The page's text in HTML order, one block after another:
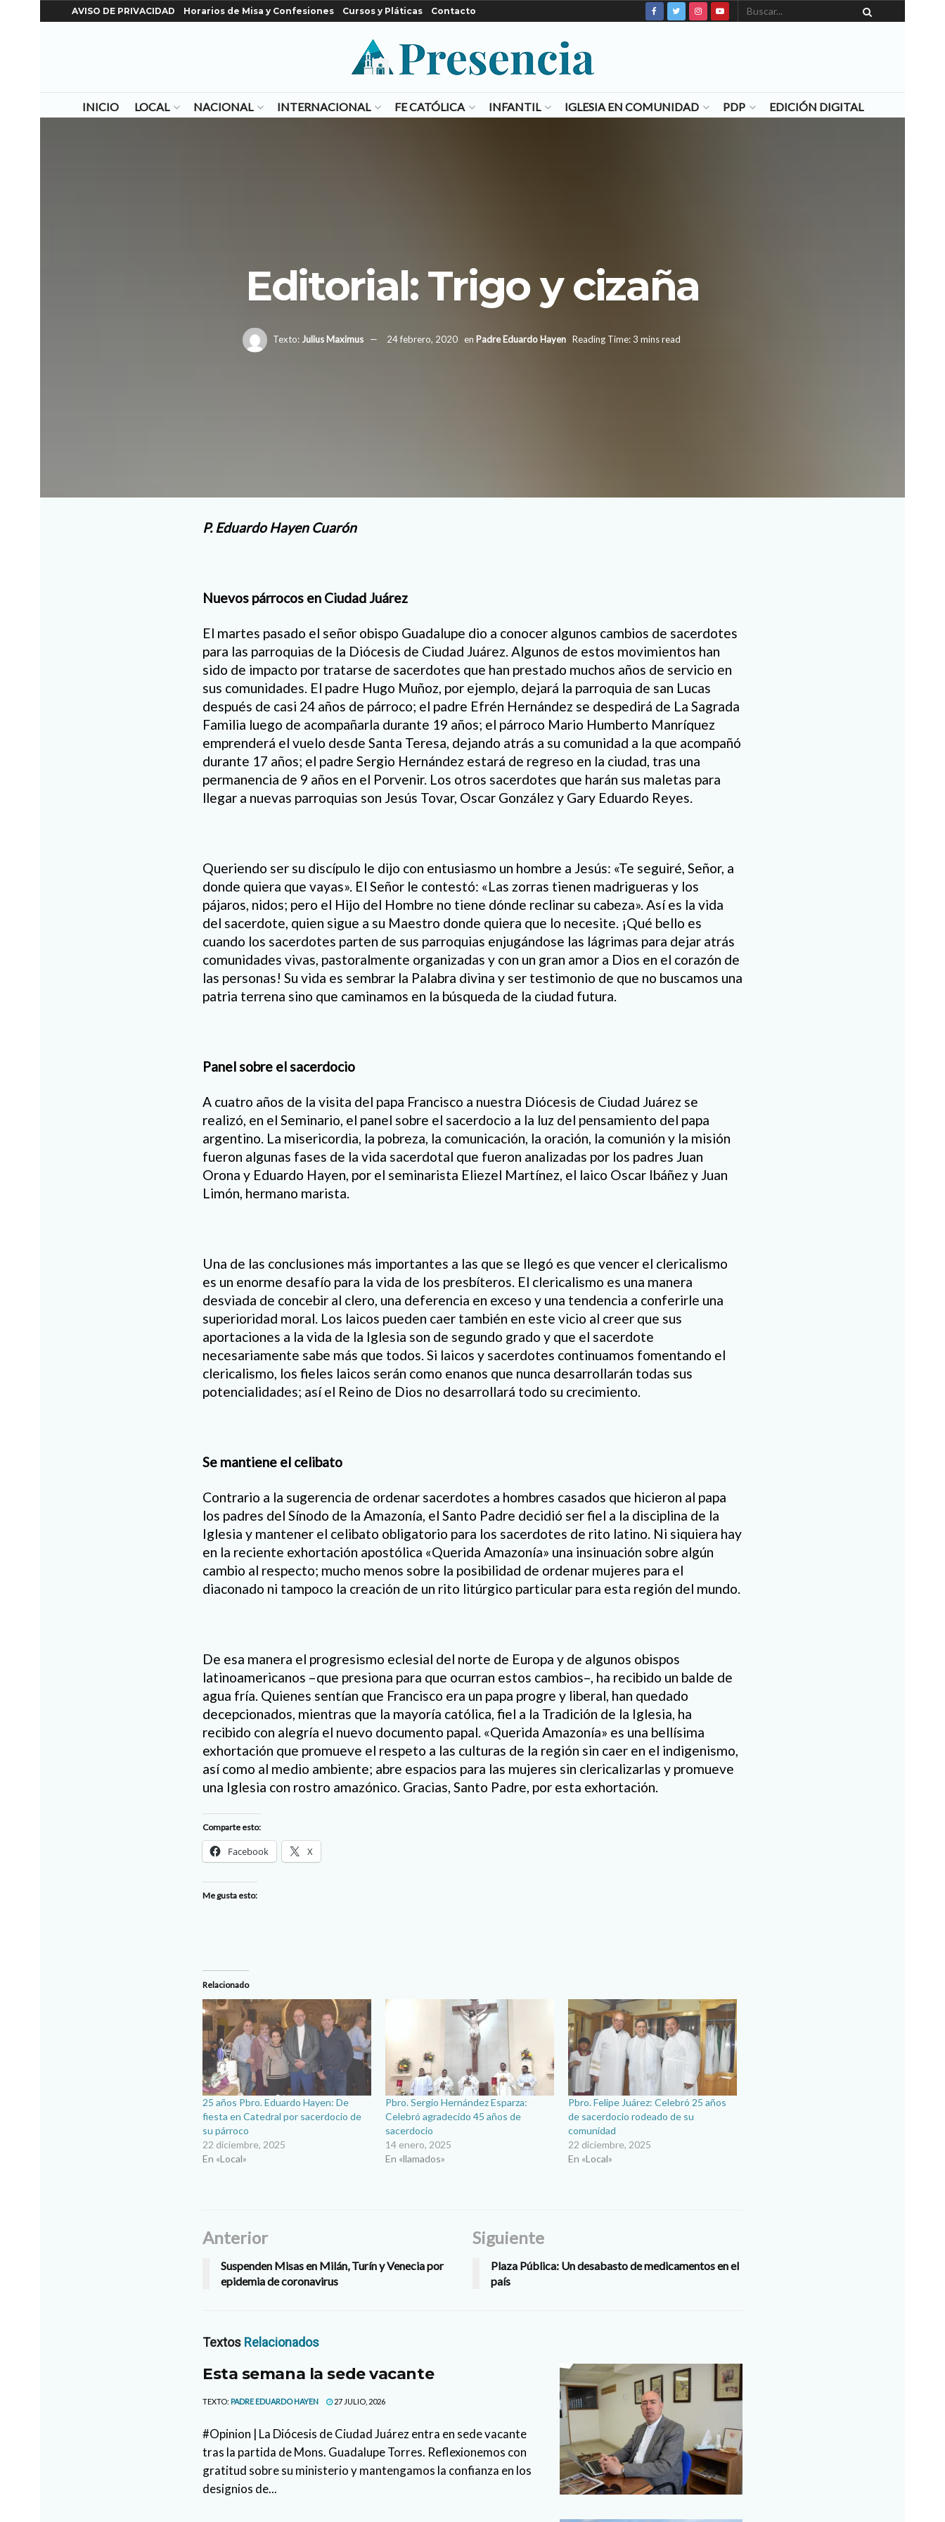
AVISO DE PRIVACIDAD Horarios de Misa y Confesiones Cursos y Pláticas Contacto
INICIO LOCAL NACIONAL INTERNACIONAL FE CATÓLICA INFANTIL IGLESIA EN COMUNIDAD PDP EDICIÓN DIGITAL
Editorial: Trigo y cizaña
Texto: Julius Maximus 24 febrero, 2020 en Padre Eduardo Hayen Reading Time: 3 mins read
P. Eduardo Hayen Cuarón
Nuevos párrocos en Ciudad Juárez
El martes pasado el señor obispo Guadalupe dio a conocer algunos cambios de sacerdotes
para las parroquias de la Diócesis de Ciudad Juárez. Algunos de estos movimientos han
sido de impacto por tratarse de sacerdotes que han prestado muchos años de servicio en
sus comunidades. El padre Hugo Muñoz, por ejemplo, dejará la parroquia de san Lucas
después de casi 24 años de párroco; el padre Efrén Hernández se despedirá de La Sagrada
Familia luego de acompañarla durante 19 años; el párroco Mario Humberto Manríquez
emprenderá el vuelo desde Santa Teresa, dejando atrás a su comunidad a la que acompañó
durante 17 años; el padre Sergio Hernández estará de regreso en la ciudad, tras una
permanencia de 9 años en el Porvenir. Los otros sacerdotes que harán sus maletas para
llegar a nuevas parroquias son Jesús Tovar, Oscar González y Gary Eduardo Reyes.
Queriendo ser su discípulo le dijo con entusiasmo un hombre a Jesús: «Te seguiré, Señor, a
donde quiera que vayas». El Señor le contestó: «Las zorras tienen madrigueras y los
pájaros, nidos; pero el Hijo del Hombre no tiene dónde reclinar su cabeza». Así es la vida
del sacerdote, quien sigue a su Maestro donde quiera que lo necesite. ¡Qué bello es
cuando los sacerdotes parten de sus parroquias enjugándose las lágrimas para dejar atrás
comunidades vivas, pastoralmente organizadas y con un gran amor a Dios en el corazón de
las personas! Su vida es sembrar la Palabra divina y ser testimonio de que no buscamos una
patria terrena sino que caminamos en la búsqueda de la ciudad futura.
Panel sobre el sacerdocio
A cuatro años de la visita del papa Francisco a nuestra Diócesis de Ciudad Juárez se
realizó, en el Seminario, el panel sobre el sacerdocio a la luz del pensamiento del papa
argentino. La misericordia, la pobreza, la comunicación, la oración, la comunión y la misión
fueron algunas fases de la vida sacerdotal que fueron analizadas por los padres Juan
Orona y Eduardo Hayen, por el seminarista Eliezel Martínez, el laico Oscar Ibáñez y Juan
Limón, hermano marista.
Una de las conclusiones más importantes a las que se llegó es que vencer el clericalismo
es un enorme desafío para la vida de los presbíteros. El clericalismo es una manera
desviada de concebir al clero, una deferencia en exceso y una tendencia a conferirle una
superioridad moral. Los laicos pueden caer también en este vicio al creer que sus
aportaciones a la vida de la Iglesia son de segundo grado y que el sacerdote
necesariamente sabe más que todos. Si laicos y sacerdotes continuamos fomentando el
clericalismo, los fieles laicos serán como enanos que nunca desarrollarán todas sus
potencialidades; así el Reino de Dios no desarrollará todo su crecimiento.
Se mantiene el celibato
Contrario a la sugerencia de ordenar sacerdotes a hombres casados que hicieron al papa
los padres del Sínodo de la Amazonía, el Santo Padre decidió ser fiel a la disciplina de la
Iglesia y mantener el celibato obligatorio para los sacerdotes de rito latino. Ni siquiera hay
en la reciente exhortación apostólica «Querida Amazonía» una insinuación sobre algún
cambio al respecto; mucho menos sobre la posibilidad de ordenar mujeres para el
diaconado ni tampoco la creación de un rito litúrgico particular para esta región del mundo.
De esa manera el progresismo eclesial del norte de Europa y de algunos obispos
latinoamericanos –que presiona para que ocurran estos cambios–, ha recibido un balde de
agua fría. Quienes sentían que Francisco era un papa progre y liberal, han quedado
decepcionados, mientras que la mayoría católica, fiel a la Tradición de la Iglesia, ha
recibido con alegría el nuevo documento papal. «Querida Amazonía» es una bellísima
exhortación que promueve el respeto a las culturas de la región sin caer en el indigenismo,
así como al medio ambiente; abre espacios para las mujeres sin clericalizarlas y promueve
una Iglesia con rostro amazónico. Gracias, Santo Padre, por esta exhortación.
Comparte esto:
Facebook X
Me gusta esto:
Relacionado
25 años Pbro. Eduardo Hayen: De
fiesta en Catedral por sacerdocio de
su párroco
22 diciembre, 2025
En «Local»
Pbro. Sergio Hernández Esparza:
Celebró agradecido 45 años de
sacerdocio
14 enero, 2025
En «llamados»
Pbro. Felipe Juárez: Celebró 25 años
de sacerdocio rodeado de su
comunidad
22 diciembre, 2025
En «Local»
Anterior
Suspenden Misas en Milán, Turín y Venecia por
epidemia de coronavirus
Siguiente
Plaza Pública: Un desabasto de medicamentos en el
país
Textos Relacionados
Esta semana la sede vacante
TEXTO: PADRE EDUARDO HAYEN 27 JULIO, 2026
#Opinion | La Diócesis de Ciudad Juárez entra en sede vacante
tras la partida de Mons. Guadalupe Torres. Reflexionemos con
gratitud sobre su ministerio y mantengamos la confianza en los
designios de...